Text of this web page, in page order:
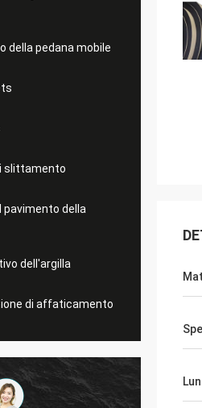
della pedana mobile
slittamento
pavimento della
dell'argilla
di affaticamento